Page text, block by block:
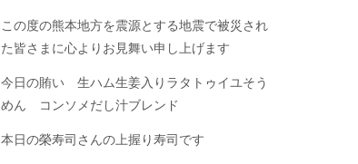
この度の熊本地方を震源とする地震で被災され
た皆さまに心よりお見舞い申し上げます
今日の賄い 生ハム生姜入りラタトゥイユそう
めん コンソメだし汁ブレンド
本日の榮寿司さんの上握り寿司です